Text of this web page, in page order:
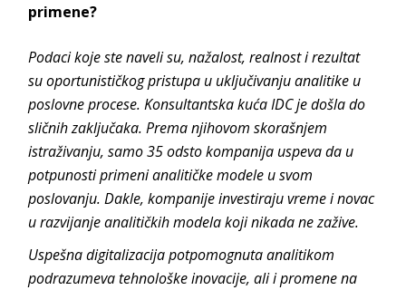
primene?
Podaci koje ste naveli su, nažalost, realnost i rezultat
su oportunističkog pristupa u uključivanju analitike u
poslovne procese. Konsultantska kuća IDC je došla do
sličnih zaključaka. Prema njihovom skorašnjem
istraživanju, samo 35 odsto kompanija uspeva da u
potpunosti primeni analitičke modele u svom
poslovanju. Dakle, kompanije investiraju vreme i novac
u razvijanje analitičkih modela koji nikada ne zažive.
Uspešna digitalizacija potpomognuta analitikom
podrazumeva tehnološke inovacije, ali i promene na